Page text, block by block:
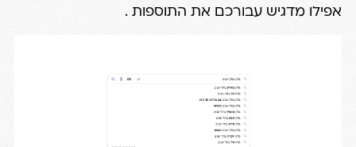
אפילו מדגיש עבורכם את התוספות .